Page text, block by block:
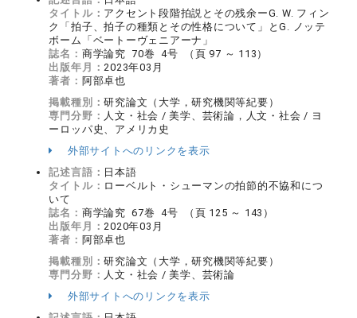
タイトル： アクセント段階拍説とその残余ーG. W. フィン
ク「拍子、拍子の種類とその性格について」とG. ノッテ
ボーム「ベートーヴェニアーナ」
誌名： 商学論究 70巻 4号 （頁 97 ～ 113）
出版年月：2023年03月
著者： 阿部卓也
掲載種別：研究論文（大学，研究機関等紀要）
専門分野： 人文・社会 / 美学、芸術論，人文・社会 / ヨ
ーロッパ史、アメリカ史
外部サイトへのリンクを表示
記述言語： 日本語
タイトル： ローベルト・シューマンの拍節的不協和につ
いて
誌名： 商学論究 67巻 4号 （頁 125 ～ 143）
出版年月：2020年03月
著者： 阿部卓也
掲載種別：研究論文（大学，研究機関等紀要）
専門分野： 人文・社会 / 美学、芸術論
外部サイトへのリンクを表示